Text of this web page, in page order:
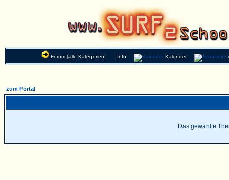
Forum [alle Kategorien] Info Kalender
zum Portal
Das gewählte